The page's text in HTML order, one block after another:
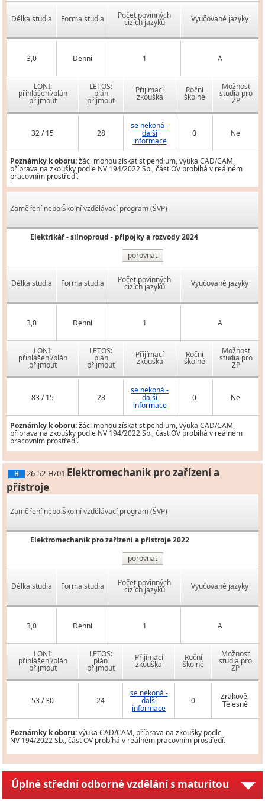
Délka studia Forma studia Počet povinných
cizích jazyků Vyučované jazyky
3,0 Denní 1 A
LONI:
přihlášení/plán
přijmout
LETOS:
plán
přijmout
Přijímací
zkouška
Roční
školné
Možnost
studia pro
ZP
32 / 15 28
se nekoná -
další
informace
0 Ne
Poznámky k oboru:žáci mohou získat stipendium, výuka CAD/CAM,
příprava na zkoušky podle NV 194/2022 Sb., část OV probíhá v reálném
pracovním prostředí.
Zaměření nebo Školní vzdělávací program (ŠVP)
Elektrikář - silnoproud - přípojky a rozvody 2024
porovnat
Délka studia Forma studia Počet povinných
cizích jazyků Vyučované jazyky
3,0 Denní 1 A
LONI:
přihlášení/plán
přijmout
LETOS:
plán
přijmout
Přijímací
zkouška
Roční
školné
Možnost
studia pro
ZP
83 / 15 28
se nekoná -
další
informace
0 Ne
Poznámky k oboru:žáci mohou získat stipendium, výuka CAD/CAM,
příprava na zkoušky podle NV 194/2022 Sb., část OV probíhá v reálném
pracovním prostředí.
H 26-52-H/01 Elektromechanik pro zařízení a
přístroje
Zaměření nebo Školní vzdělávací program (ŠVP)
Elektromechanik pro zařízení a přístroje 2022
porovnat
Délka studia Forma studia Počet povinných
cizích jazyků Vyučované jazyky
3,0 Denní 1 A
LONI:
přihlášení/plán
přijmout
LETOS:
plán
přijmout
Přijímací
zkouška
Roční
školné
Možnost
studia pro
ZP
53 / 30 24
se nekoná -
další
informace
0 Zrakově,
Tělesně
Poznámky k oboru:výuka CAD/CAM, příprava na zkoušky podle
NV 194/2022 Sb., část OV probíhá v reálném pracovním prostředí.
Úplné střední odborné vzdělání s maturitou